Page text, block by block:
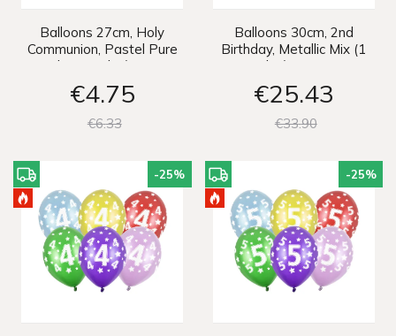
Balloons 27cm, Holy
Communion, Pastel Pure
White (1 pkt / 6 pc.)
€4 75
€633
Balloons 30cm, 2nd
Birthday, Metallic Mix (1
pkt / 50 pc.)
€25 43
€3390
-25% -25%